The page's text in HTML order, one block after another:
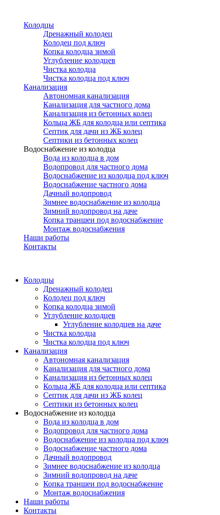
основному
содержанию
Колодцы
Дренажный колодец
Колодец под ключ
Копка колодца зимой
Углубление колодцев
Чистка колодца
Чистка колодца под ключ
Канализация
Автономная канализация
Канализация для частного дома
Канализация из бетонных колец
Кольца ЖБ для колодца или септика
Септик для дачи из ЖБ колец
Септики из бетонных колец
Водоснабжение из колодца
Вода из колодца в дом
Водопровод для частного дома
Водоснабжение из колодца под ключ
Водоснабжение частного дома
Дачный водопровод
Зимнее водоснабжение из колодца
Зимний водопровод на даче
Копка траншеи под водоснабжение
Монтаж водоснабжения
Наши работы
Контакты
Колодцы
Дренажный колодец
Колодец под ключ
Копка колодца зимой
Углубление колодцев
Углубление колодцев на даче
Чистка колодца
Чистка колодца под ключ
Канализация
Автономная канализация
Канализация для частного дома
Канализация из бетонных колец
Кольца ЖБ для колодца или септика
Септик для дачи из ЖБ колец
Септики из бетонных колец
Водоснабжение из колодца
Вода из колодца в дом
Водопровод для частного дома
Водоснабжение из колодца под ключ
Водоснабжение частного дома
Дачный водопровод
Зимнее водоснабжение из колодца
Зимний водопровод на даче
Копка траншеи под водоснабжение
Монтаж водоснабжения
Наши работы
Контакты